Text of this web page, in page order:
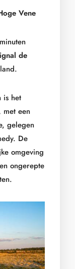
Vene
de
is het
met een
gelegen
De
omgeving
ongerepte